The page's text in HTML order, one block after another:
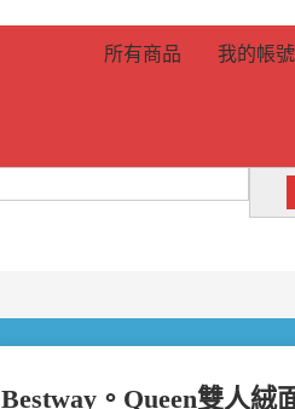
所有商品 我的帳號
Bestway。Queen雙人絨